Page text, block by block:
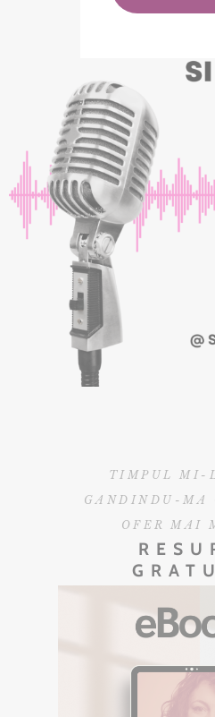
TIMPUL MI-
GANDINDU-MA
OFER MAI